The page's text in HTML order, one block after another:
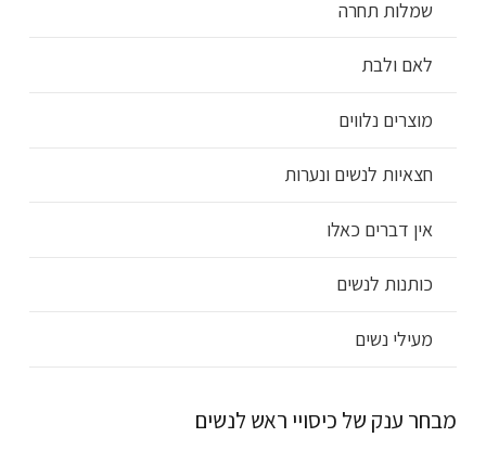
שמלות תחרה
לאם ולבת
מוצרים נלווים
חצאיות לנשים ונערות
אין דברים כאלו
כותנות לנשים
מעילי נשים
מבחר ענק של כיסויי ראש לנשים